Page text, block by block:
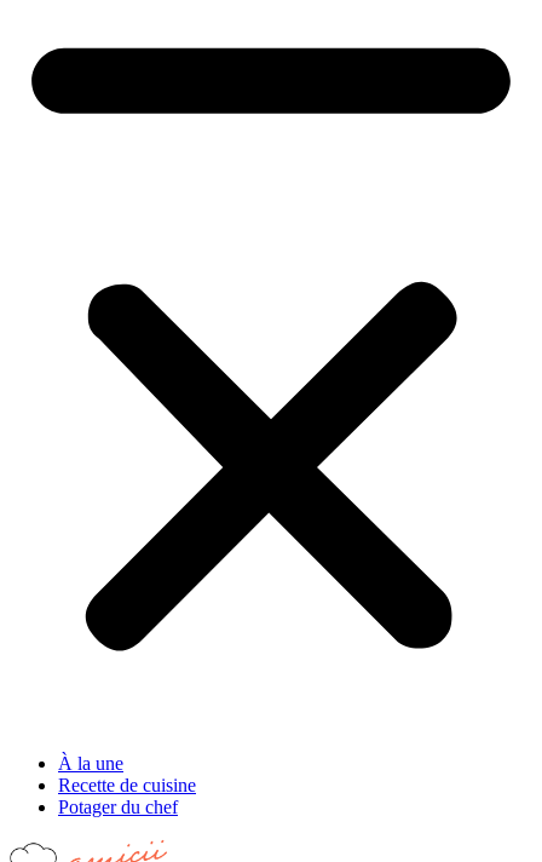
À la une
Recette de cuisine
Potager du chef